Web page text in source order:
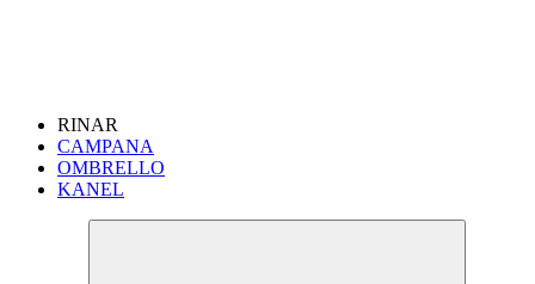
RINAR
CAMPANA
OMBRELLO
KANEL